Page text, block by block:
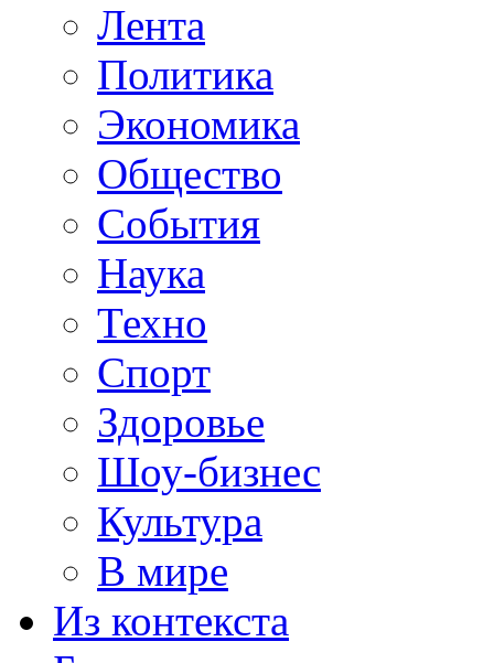
Лента
Политика
Экономика
Общество
События
Наука
Техно
Спорт
Здоровье
Шоу-бизнес
Культура
В мире
Из контекста